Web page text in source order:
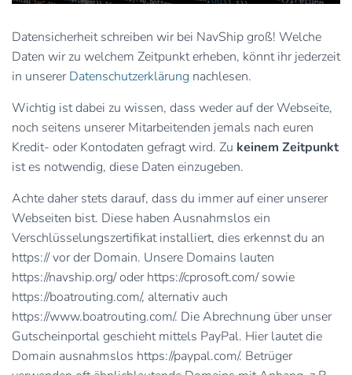
Datensicherheit schreiben wir bei NavShip groß! Welche
Daten wir zu welchem Zeitpunkt erheben, könnt ihr jederzeit
in unsererDatenschutzerklärung nachlesen.
Wichtig ist dabei zu wissen, dass weder auf der Webseite,
noch seitens unserer Mitarbeitenden jemals nach euren
Kredit- oder Kontodaten gefragt wird. Zu keinem Zeitpunkt
ist es notwendig, diese Daten einzugeben.
Achte daher stets darauf, dass du immer auf einer unserer
Webseiten bist. Diese haben Ausnahmslos ein
Verschlüsselungszertifikat installiert, dies erkennst du an
https:// vor der Domain. Unsere Domains lauten
https://navship.org/ oder https://cprosoft.com/ sowie
https://boatrouting.com/, alternativ auch
https://www.boatrouting.com/. Die Abrechnung über unser
Gutscheinportal geschieht mittels PayPal. Hier lautet die
Domain ausnahmslos https://paypal.com/. Betrüger